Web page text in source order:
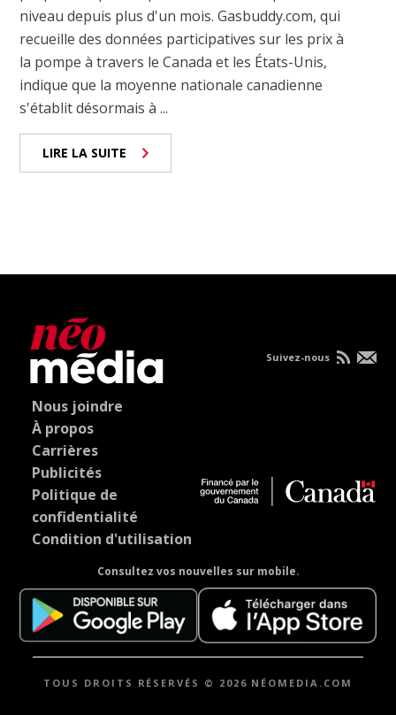
niveau depuis plus d'un mois. Gasbuddy.com, qui
recueille des données participatives sur les prix à
la pompe à travers le Canada et les États-Unis,
indique que la moyenne nationale canadienne
s'établit désormais à ...
LIRE LA SUITE
Nous joindre
À propos
Carrières
Publicités
Politique de
confidentialité
Condition d'utilisation
Consultez vos nouvelles sur mobile.
Suivez-nous
TOUS DROITS RÉSERVÉS © 2026 NÉOMEDIA.COM